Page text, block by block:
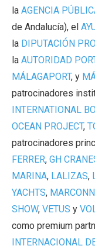
la AGENCIA
de Andalucía), el
la DIPUTACIÓN
la AUTORIDAD
MÁLAGAPORT, y
patrocinadores
INTERNATIONAL
OCEAN PROJECT,
patrocinadores
FERRER, GH
MARINA, LALIZAS,
YACHTS, MARCONN
SHOW, VETUS y
como premium
INTERNACIONAL